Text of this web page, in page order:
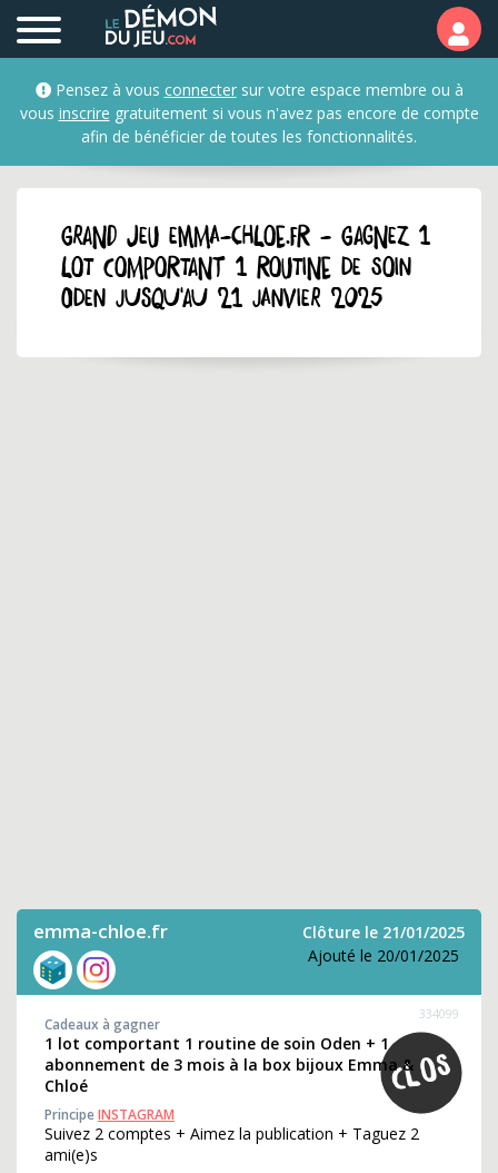
Pensez à vous connectersur votre espace membre ou à
vous inscrire gratuitement si vous n'avez pas encore de compte
afin de bénéficier de toutes les fonctionnalités.
GRAND JEU emma-chloe.fr - Gagnez 1
lot comportant 1 routine de soin
Oden jusqu'au 21 janvier 2025
emma-chloe.fr
Clôture le 21/01/2025
Ajouté le 20/01/2025
334099
Cadeaux à gagner
1 lot comportant 1 routine de soin Oden + 1
abonnement de 3 mois à la box bijoux Emma &
Chloé
PrincipeINSTAGRAM
Suivez 2 comptes + Aimez la publication + Taguez 2
ami(e)s